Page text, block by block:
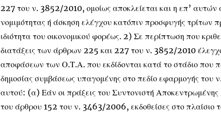
227 του ν. 3852/2010, ομοίως αποκλείεται και η επ’
νομιμότητας ή άσκηση ελέγχου κατόπιν προσφυγής τρίτων
ιδιότητα του οικονομικού φορέως. 2) Σε περίπτωση που
διατάξεις των άρθρων 225 και 227 του ν. 3852/2010
αποφάσεων των Ο.Τ.Α. που εκδίδονται κατά το στάδιο που
δημοσίας συμβάσεως υπαγομένης στο πεδίο εφαρμογής του
αυτού: (α) Εάν οι πράξεις του Συντονιστή Αποκεντρωμένης
του άρθρου 152 του ν. 3463/2006, εκδοθείσες στο πλαίσιο